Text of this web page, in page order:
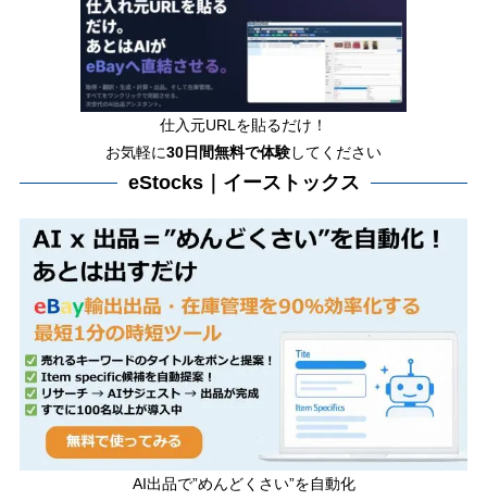
仕入元URLを貼るだけ！
お気軽に30日間無料で体験してください
eStocks｜イーストックス
AI出品で”めんどくさい”を自動化